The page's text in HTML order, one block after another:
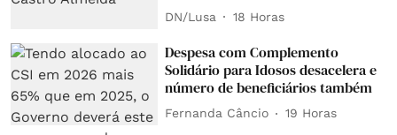
DN/Lusa 18 Horas
Despesa com Complemento
Solidário para Idosos desacelera e
número de beneficiários também
Fernanda Câncio 19 Horas